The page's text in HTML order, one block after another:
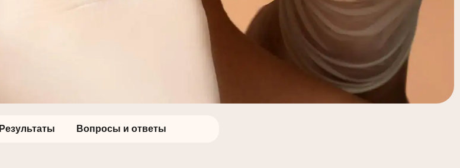
Результаты Вопросы и ответы